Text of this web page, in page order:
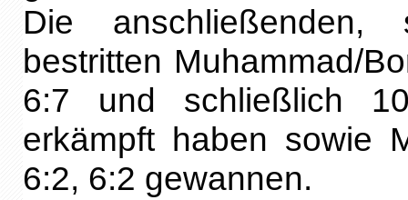
Die anschließenden,
bestritten Muhammad/
6:7 und schließlich
erkämpft haben sowie
6:2, 6:2 gewannen.